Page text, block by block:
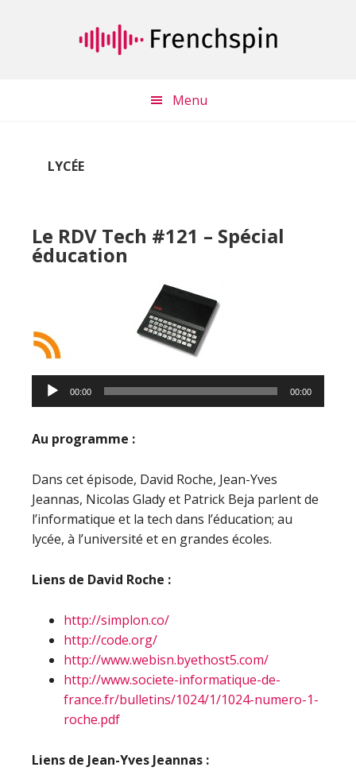
Menu
LYCÉE
Le RDV Tech #121 – Spécial
éducation
00:00 00:00
Au programme :
Dans cet épisode, David Roche, Jean-Yves
Jeannas, Nicolas Glady et Patrick Beja parlent de
l’informatique et la tech dans l’éducation; au
lycée, à l’université et en grandes écoles.
Liens de David Roche :
http://simplon.co/
http://code.org/
http://www.webisn.byethost5.com/
http://www.societe-informatique-de-
france.fr/bulletins/1024/1/1024-numero-1-
roche.pdf
Liens de Jean-Yves Jeannas :